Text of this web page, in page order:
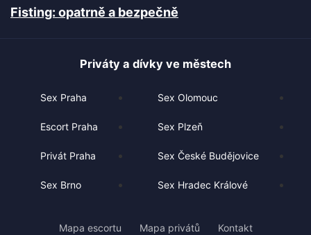
Fisting: opatrně a bezpečně
Priváty a dívky ve městech
Sex Praha
Escort Praha
Privát Praha
Sex Brno
Sex Olomouc
Sex Plzeň
Sex České Budějovice
Sex Hradec Králové
Mapa escortu Mapa privátů Kontakt